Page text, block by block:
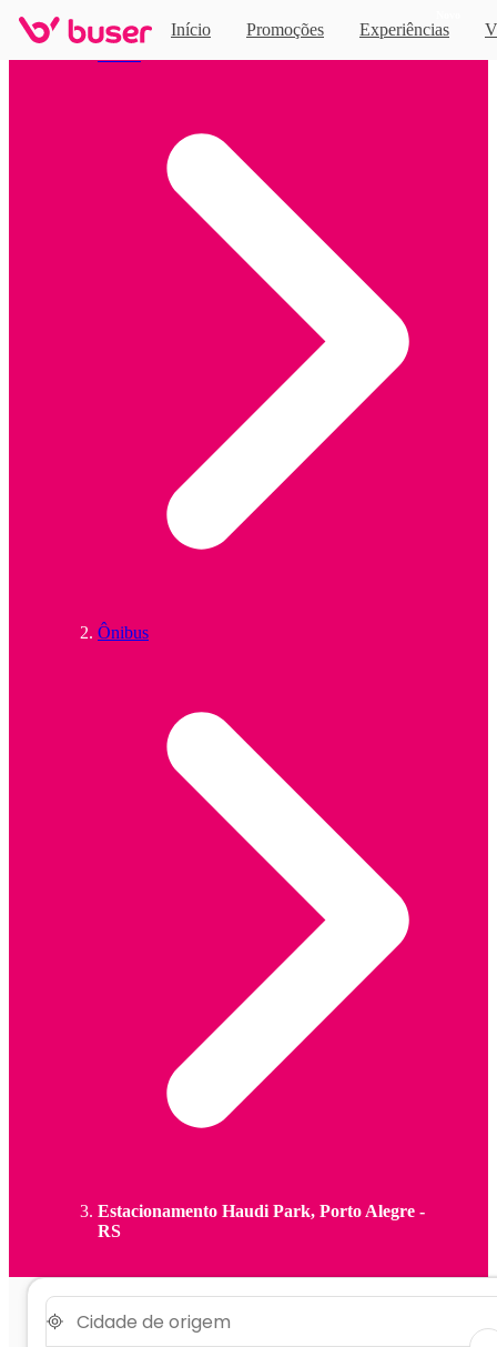
Início Promoções Experiências
Ônibus
Estacionamento Haudi Park, Porto Alegre -
RS